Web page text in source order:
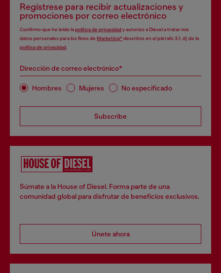
Regístrese para recibir actualizaciones y
promociones por correo electrónico
Confirmo que he leído lapolítica de privacidady autorizo a Diesel a tratar mis
datos personales para los fines de Marketing*descritos en el párrafo 3.1, d) de la
política de privacidad
Dirección de correo electrónico*
Hombres Mujeres No especificado
Subscribe
Súmate a la House of Diesel. Forma parte de una
comunidad global para disfrutar de beneficios exclusivos.
Únete ahora